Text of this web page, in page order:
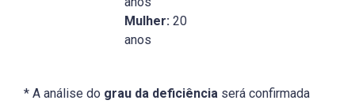
Mulher: 20
anos
* A análise do grau da deficiência será confirmada